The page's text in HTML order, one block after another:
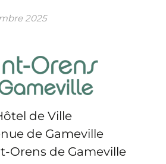
2025
de Ville
de Gameville
Orens de Gameville